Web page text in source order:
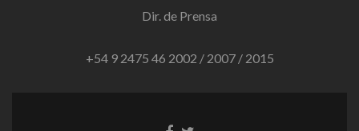
Dir. de Prensa
+54 9 2475 46 2002 / 2007 / 2015